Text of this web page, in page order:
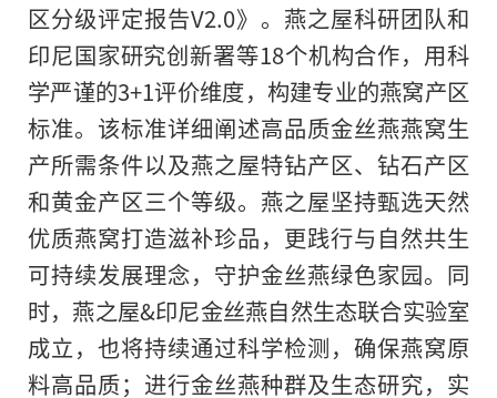
区分级评定报告V2.0》。燕之屋科研团队和
印尼国家研究创新署等18个机构合作，用科
学严谨的3+1评价维度，构建专业的燕窝产区
标准。该标准详细阐述高品质金丝燕燕窝生
产所需条件以及燕之屋特钻产区、钻石产区
和黄金产区三个等级。燕之屋坚持甄选天然
优质燕窝打造滋补珍品，更践行与自然共生
可持续发展理念，守护金丝燕绿色家园。同
时，燕之屋&印尼金丝燕自然生态联合实验室
成立，也将持续通过科学检测，确保燕窝原
料高品质；进行金丝燕种群及生态研究，实